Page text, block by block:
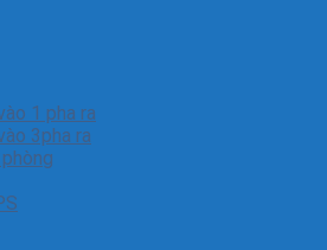
1 pha ra
3pha ra